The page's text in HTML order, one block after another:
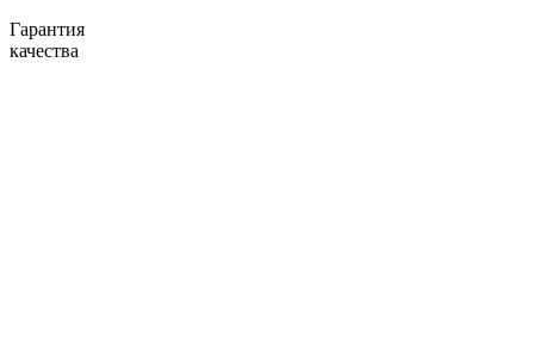
Гарантия
качества